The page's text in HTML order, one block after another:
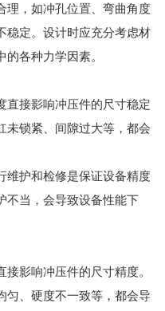
理，如冲孔位置、弯曲角度
稳定。设计时应充分考虑材
各种力学因素。
直接影响冲压件的尺寸稳定
未锁紧、间隙过大等，都会
维护和检修是保证设备精度
不当，会导致设备性能下
影响冲压件的尺寸精度。
匀、硬度不一致等，都会导